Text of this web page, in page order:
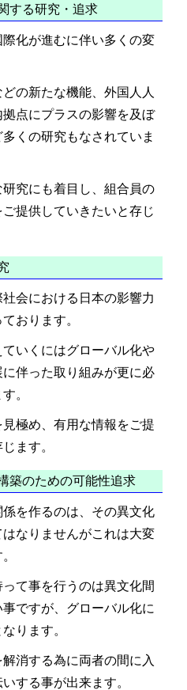
関する研究・追求
化が進むに伴い多くの変
の新たな機能、外国人人
点にプラスの影響を及ぼ
くの研究もなされていま
究にも着目し、組合員の
提供していきたいと存じ
研究
会における日本の影響力
おります。
いくにはグローバル化や
伴った取り組みが更に必
。
極め、有用な情報をご提
ます。
築のための可能性追求
を作るのは、その異文化
なりませんがこれは大変
て事を行うのは異文化間
ですが、グローバル化に
ります。
消する為に両者の間に入
する事が出来ます。